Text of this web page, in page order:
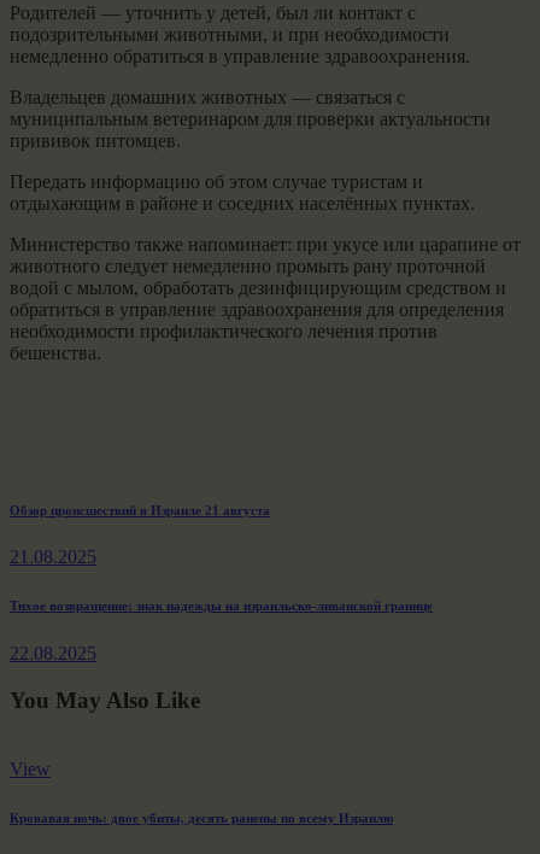
Родителей — уточнить у детей, был ли контакт с
подозрительными животными, и при необходимости
немедленно обратиться в управление здравоохранения.
Владельцев домашних животных — связаться с
муниципальным ветеринаром для проверки актуальности
прививок питомцев.
Передать информацию об этом случае туристам и
отдыхающим в районе и соседних населённых пунктах.
Министерство также напоминает: при укусе или царапине от
животного следует немедленно промыть рану проточной
водой с мылом, обработать дезинфицирующим средством и
обратиться в управление здравоохранения для определения
необходимости профилактического лечения против
бешенства.
Навигация
по
Previous
Обзор происшествий в Израиле 21 августа
21.08.2025
Next
Тихое возвращение: знак надежды на израильско-ливанской границе
22.08.2025
You May Also Like
View
Кровавая ночь: двое убиты, десять ранены по всему Израилю